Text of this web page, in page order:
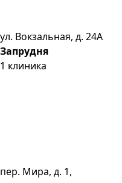
ул. Вокзальная, д. 24А
Запрудня
1 клиника
пер. Мира, д. 1,